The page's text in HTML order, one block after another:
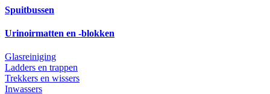
Spuitbussen
Urinoirmatten en -blokken
Glasreiniging
Ladders en trappen
Trekkers en wissers
Inwassers